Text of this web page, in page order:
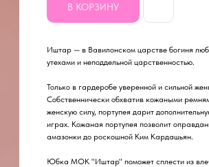
В КОРЗИНУ
Иштар — в Вавилонском царстве богиня
утехами и неподдельной царственностью.
Только в гардеробе уверенной и сильной
Собственнически обхватив кожаными
женскую силу, портупея дарит
играх. Кожаная портупея позволит
амазонки до роскошной Ким Кардашьян.
Юбка МОК "Иштар" поможет сплести из